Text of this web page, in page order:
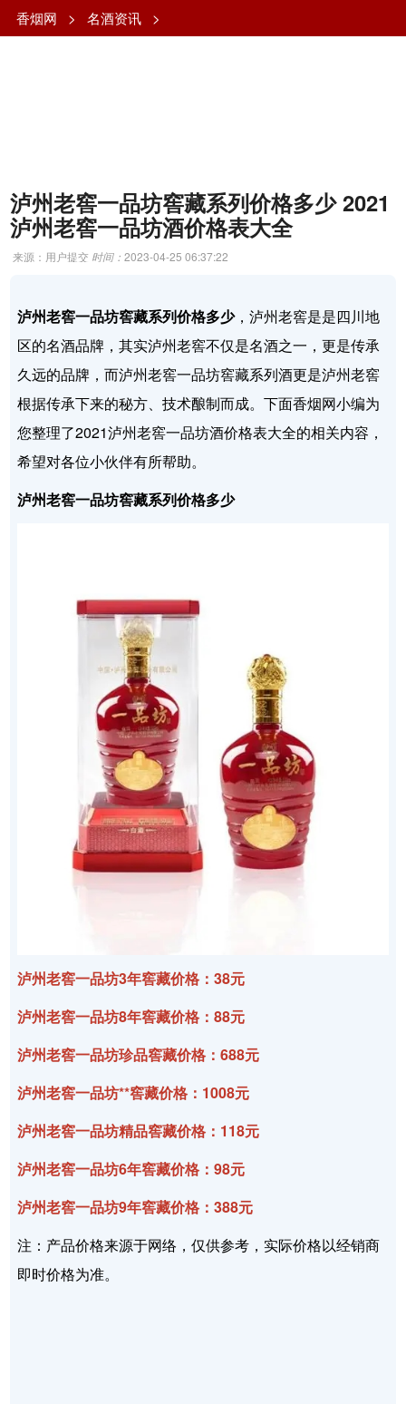
香烟网 > 名酒资讯 >
泸州老窖一品坊窖藏系列价格多少 2021
泸州老窖一品坊酒价格表大全
来源：用户提交 时间：2023-04-25 06:37:22
泸州老窖一品坊窖藏系列价格多少，泸州老窖是是四川地
区的名酒品牌，其实泸州老窖不仅是名酒之一，更是传承
久远的品牌，而泸州老窖一品坊窖藏系列酒更是泸州老窖
根据传承下来的秘方、技术酿制而成。下面香烟网小编为
您整理了2021泸州老窖一品坊酒价格表大全的相关内容，
希望对各位小伙伴有所帮助。
泸州老窖一品坊窖藏系列价格多少
泸州老窖一品坊3年窖藏价格：38元
泸州老窖一品坊8年窖藏价格：88元
泸州老窖一品坊珍品窖藏价格：688元
泸州老窖一品坊**窖藏价格：1008元
泸州老窖一品坊精品窖藏价格：118元
泸州老窖一品坊6年窖藏价格：98元
泸州老窖一品坊9年窖藏价格：388元
注：产品价格来源于网络，仅供参考，实际价格以经销商
即时价格为准。